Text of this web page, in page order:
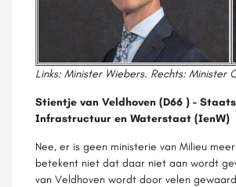
Links: Minister Wiebers. Rechts: Minister
Stientje van Veldhoven (D66 ) -
Infrastructuur en Waterstaat (IenW)
Nee, er is geen ministerie van Milieu
betekent niet dat daar niet aan wordt
van Veldhoven wordt door velen